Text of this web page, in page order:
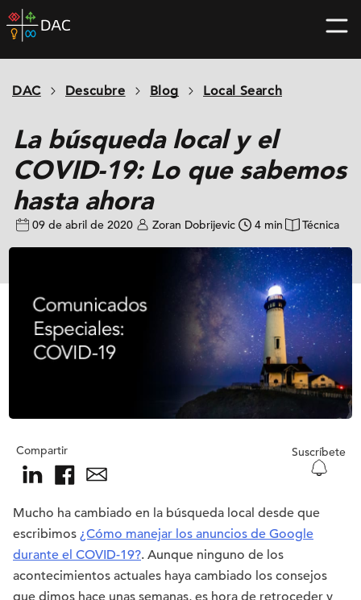
Skip
to
home
DAC Descubre Blog Local Search
La búsqueda local y el
COVID-19: Lo que sabemos
hasta ahora
09 de abril de 2020 Zoran Dobrijevic 4 min Técnica
Compartir Suscríbete
Mucho ha cambiado en la búsqueda local desde que
escribimos ¿Cómo manejar los anuncios de Google
durante el COVID-19?. Aunque ninguno de los
acontecimientos actuales haya cambiado los consejos